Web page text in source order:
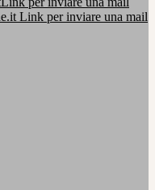
Link per inviare una mail